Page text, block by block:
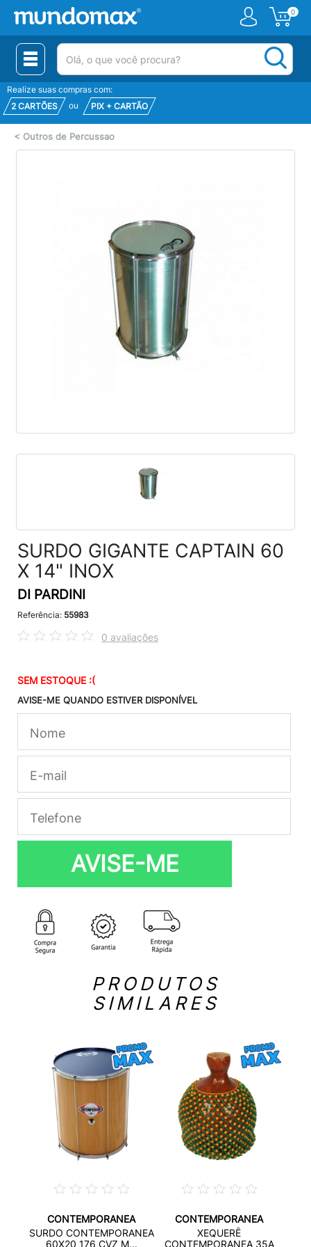
0
(pesquisar)
Realize suas compras com:
2 CARTÕES
ou PIX + CARTÃO
< Outros de Percussao
SURDO GIGANTE CAPTAIN 60
X 14" INOX
DI PARDINI
Referência: 55983
0 avaliações
SEM ESTOQUE :(
AVISE-ME QUANDO ESTIVER DISPONÍVEL
AVISE-ME
PRODUTOS
SIMILARES
CONTEMPORANEA
SURDO CONTEMPORANEA
60X20 176 CVZ M...
CONTEMPORANEA
XEQUERÊ
CONTEMPORANEA 35A